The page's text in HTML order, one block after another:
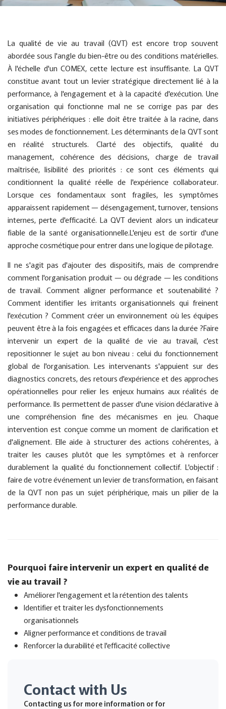
La qualité de vie au travail (QVT) est encore trop souvent
abordée sous l'angle du bien-être ou des conditions matérielles.
À l'échelle d'un COMEX, cette lecture est insuffisante. La QVT
constitue avant tout un levier stratégique directement lié à la
performance, à l'engagement et à la capacité d'exécution. Une
organisation qui fonctionne mal ne se corrige pas par des
initiatives périphériques : elle doit être traitée à la racine, dans
ses modes de fonctionnement. Les déterminants de la QVT sont
en réalité structurels. Clarté des objectifs, qualité du
management, cohérence des décisions, charge de travail
maîtrisée, lisibilité des priorités : ce sont ces éléments qui
conditionnent la qualité réelle de l'expérience collaborateur.
Lorsque ces fondamentaux sont fragiles, les symptômes
apparaissent rapidement — désengagement, turnover, tensions
internes, perte d'efficacité. La QVT devient alors un indicateur
fiable de la santé organisationnelle.L'enjeu est de sortir d'une
approche cosmétique pour entrer dans une logique de pilotage.
Il ne s'agit pas d'ajouter des dispositifs, mais de comprendre
comment l'organisation produit — ou dégrade — les conditions
de travail. Comment aligner performance et soutenabilité ?
Comment identifier les irritants organisationnels qui freinent
l'exécution ? Comment créer un environnement où les équipes
peuvent être à la fois engagées et efficaces dans la durée ?Faire
intervenir un expert de la qualité de vie au travail, c'est
repositionner le sujet au bon niveau : celui du fonctionnement
global de l'organisation. Les intervenants s'appuient sur des
diagnostics concrets, des retours d'expérience et des approches
opérationnelles pour relier les enjeux humains aux réalités de
performance. Ils permettent de passer d'une vision déclarative à
une compréhension fine des mécanismes en jeu. Chaque
intervention est conçue comme un moment de clarification et
d'alignement. Elle aide à structurer des actions cohérentes, à
traiter les causes plutôt que les symptômes et à renforcer
durablement la qualité du fonctionnement collectif. L'objectif :
faire de votre événement un levier de transformation, en faisant
de la QVT non pas un sujet périphérique, mais un pilier de la
performance durable.
Pourquoi faire intervenir un expert en qualité de
vie au travail ?
Améliorer l'engagement et la rétention des talents
Identifier et traiter les dysfonctionnements
organisationnels
Aligner performance et conditions de travail
Renforcer la durabilité et l'efficacité collective
Contact with Us
Contacting us for more information or for